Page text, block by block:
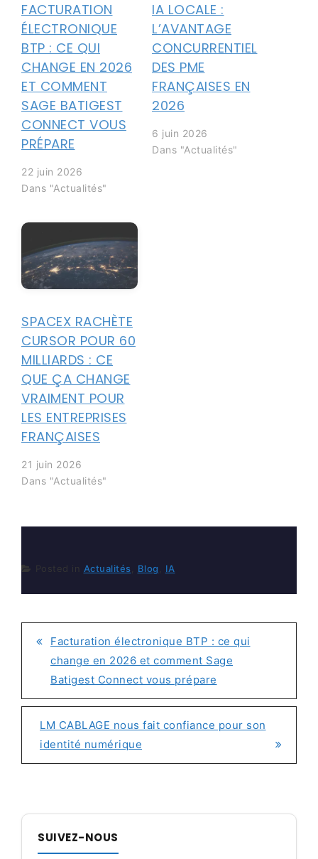
FACTURATION
ÉLECTRONIQUE
BTP : CE QUI
CHANGE EN 2026
ET COMMENT
SAGE BATIGEST
CONNECT VOUS
PRÉPARE
22 juin 2026
Dans "Actualités"
IA LOCALE :
L’AVANTAGE
CONCURRENTIEL
DES PME
FRANÇAISES EN
2026
6 juin 2026
Dans "Actualités"
SPACEX RACHÈTE
CURSOR POUR 60
MILLIARDS : CE
QUE ÇA CHANGE
VRAIMENT POUR
LES ENTREPRISES
FRANÇAISES
21 juin 2026
Dans "Actualités"
Posted in Actualités Blog IA
NAVIGATION
L’ARTICLE
Facturation électronique BTP : ce qui
change en 2026 et comment Sage
Batigest Connect vous prépare
LM CABLAGE nous fait confiance pour son
identité numérique
SUIVEZ-NOUS